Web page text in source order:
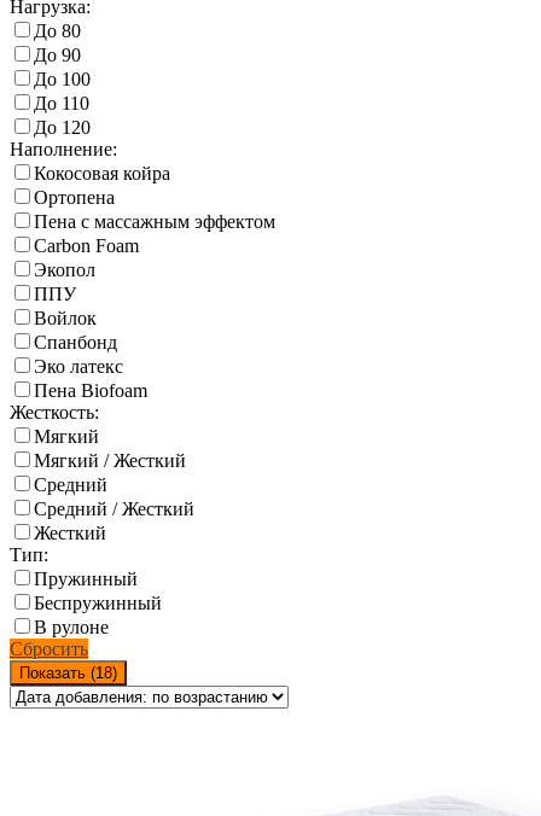
Нагрузка:
До 80
До 90
До 100
До 110
До 120
Наполнение:
Кокосовая койра
Ортопена
Пена с массажным эффектом
Carbon Foam
Экопол
ППУ
Войлок
Спанбонд
Эко латекс
Пена Biofoam
Жесткость:
Мягкий
Мягкий / Жесткий
Средний
Средний / Жесткий
Жесткий
Тип:
Пружинный
Беспружинный
В рулоне
Сбросить
Показать (18)